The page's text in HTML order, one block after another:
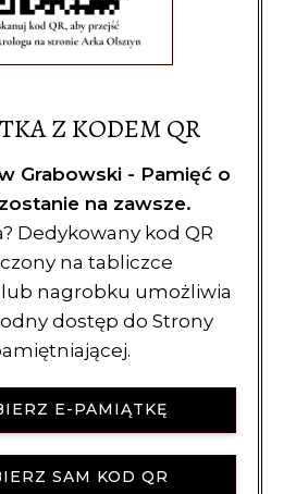
Z KODEM QR
Grabowski - Pamięć o
na zawsze.
Dedykowany kod QR
na tabliczce
nagrobku umożliwia
dostęp do Strony
E-PAMIĄTKĘ
SAM KOD QR